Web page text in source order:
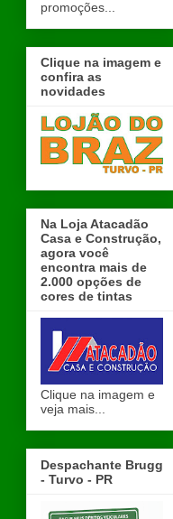
promoções...
Clique na imagem e
confira as
novidades
Na Loja Atacadão
Casa e Construção,
agora você
encontra mais de
2.000 opções de
cores de tintas
Clique na imagem e
veja mais...
Despachante Brugg
- Turvo - PR